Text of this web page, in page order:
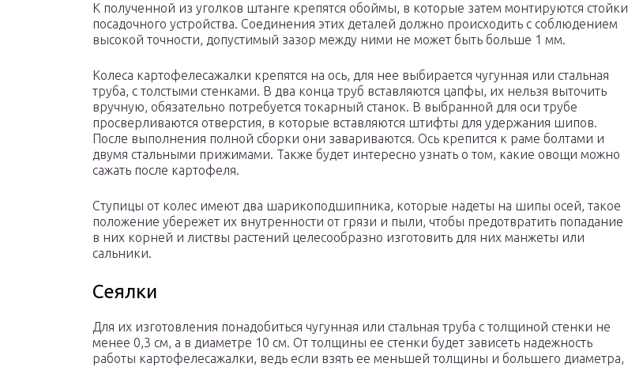
К полученной из уголков штанге крепятся обоймы, в которые затем монтируются стойки
посадочного устройства. Соединения этих деталей должно происходить с соблюдением
высокой точности, допустимый зазор между ними не может быть больше 1 мм.
Колеса картофелесажалки крепятся на ось, для нее выбирается чугунная или стальная
труба, с толстыми стенками. В два конца труб вставляются цапфы, их нельзя выточить
вручную, обязательно потребуется токарный станок. В выбранной для оси трубе
просверливаются отверстия, в которые вставляются штифты для удержания шипов.
После выполнения полной сборки они завариваются. Ось крепится к раме болтами и
двумя стальными прижимами. Также будет интересно узнать о том, какие овощи можно
сажать после картофеля.
Ступицы от колес имеют два шарикоподшипника, которые надеты на шипы осей, такое
положение убережет их внутренности от грязи и пыли, чтобы предотвратить попадание
в них корней и листвы растений целесообразно изготовить для них манжеты или
сальники.
Сеялки
Для их изготовления понадобиться чугунная или стальная труба с толщиной стенки не
менее 0,3 см, а в диаметре 10 см. От толщины ее стенки будет зависеть надежность
работы картофелесажалки, ведь если взять ее меньшей толщины и большего диаметра,